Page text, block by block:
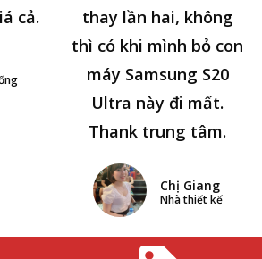
cả.
thay lần hai, không
thì có khi mình bỏ con
máy Samsung S20
Ultra này đi mất.
Thank trung tâm.
Chị Giang
Nhà thiết kế